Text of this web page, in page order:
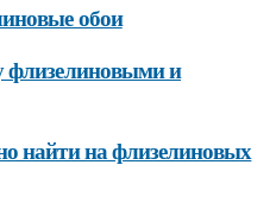
обои
флизелиновыми и
найти на флизелиновых